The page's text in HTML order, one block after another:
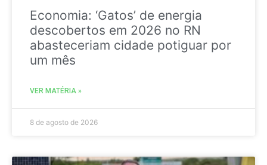
Economia: ‘Gatos’ de energia
descobertos em 2026 no RN
abasteceriam cidade potiguar por
um mês
VER MATÉRIA »
8 de agosto de 2026